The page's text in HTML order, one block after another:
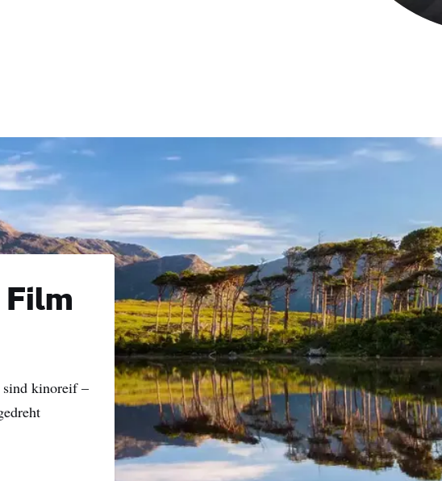
Mit der Anmeldung erkläre ich mich damit einverstanden,
personalisierte E-Mails zu erhalten. Diese basieren auf meiner
Nutzung der Website und E-Mails von Tourism Ireland sowie meiner
Interaktion mit Werbung von Tourism Ireland auf anderen Websites,
Cookies und Pixeln. Sie können Ihre Einwilligung jederzeit widerrufen -
klicken Sie einfach auf "Abmelden" in unseren E-Mails. Weitere
Informationen darüber, wie wir Ihre persönlichen Daten verwenden,
finden Sie in unsererDatenschutzrichtlinie.
Anmelden
Film
sind kinoreif –